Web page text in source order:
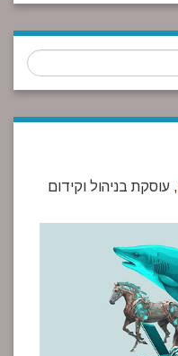
, עוסקת בניהול וקידום